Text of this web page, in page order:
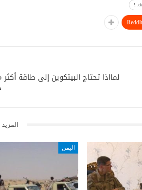
ReddIt
لمااذا تحتاج البيتكوين إلى طاقة
اليمن